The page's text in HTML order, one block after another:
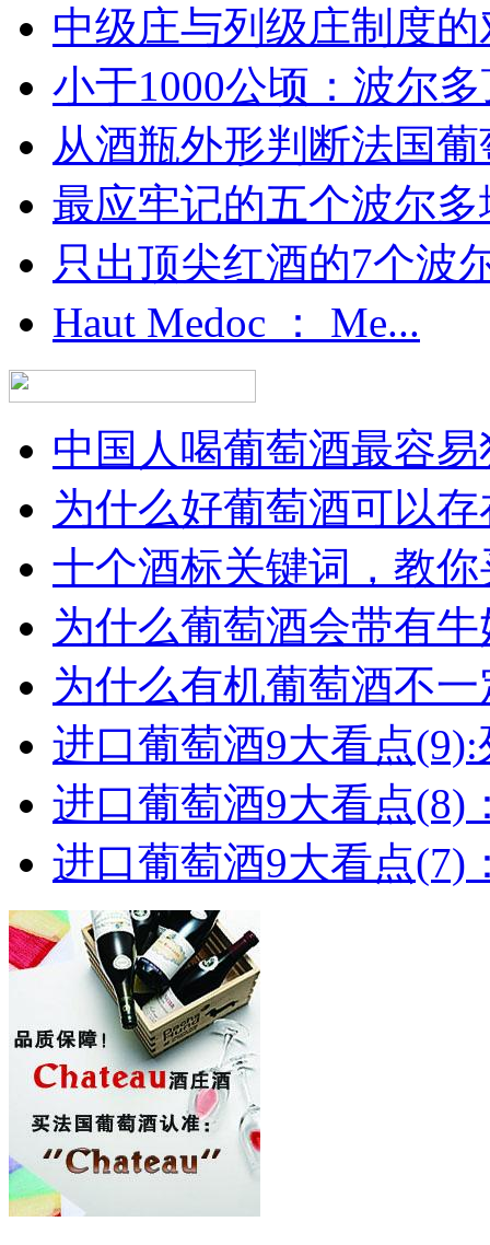
中级庄与列级庄制度
小于1000公顷：波尔
从酒瓶外形判断法国
最应牢记的五个波尔多
只出顶尖红酒的7个波
Haut Medoc ： Me...
中国人喝葡萄酒最容
为什么好葡萄酒可以
十个酒标关键词，教
为什么葡萄酒会带有
为什么有机葡萄酒不
进口葡萄酒9大看点(9):
进口葡萄酒9大看点(8)
进口葡萄酒9大看点(7)